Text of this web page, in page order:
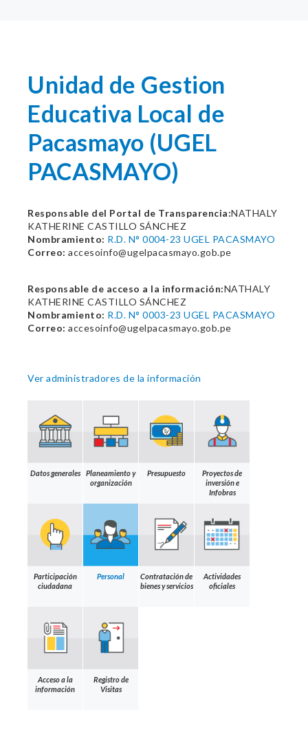
Unidad de Gestion
Educativa Local de
Pacasmayo (UGEL
PACASMAYO)
Responsable del Portal de Transparencia:NATHALY
KATHERINE CASTILLO SÁNCHEZ
Nombramiento: R.D. N° 0004-23 UGEL PACASMAYO
Correo: accesoinfo@ugelpacasmayo.gob.pe
Responsable de acceso a la información:NATHALY
KATHERINE CASTILLO SÁNCHEZ
Nombramiento: R.D. N° 0003-23 UGEL PACASMAYO
Correo: accesoinfo@ugelpacasmayo.gob.pe
Ver administradores de la información
Datos generales
Planeamiento y
organización
Presupuesto
Proyectos de
inversión e
Infobras
Participación
ciudadana
Personal
Contratación de
bienes y servicios
Actividades
oficiales
Acceso a la
información
Registro de
Visitas